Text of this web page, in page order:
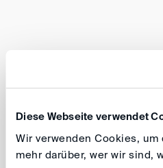
Diese Webseite verwendet
Wir verwenden Cookies,
mehr darüber, wer wir sind,